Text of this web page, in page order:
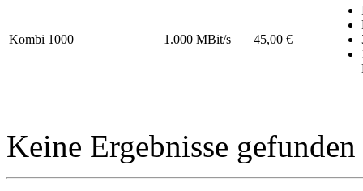
Kombi 1000 1.000 MBit/s 45,00 €
Keine Ergebnisse gefunden